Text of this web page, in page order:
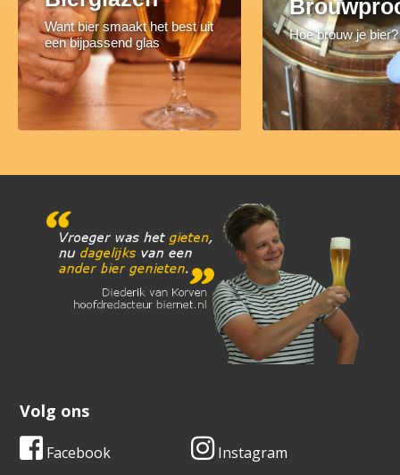
Want bier smaakt het best uit
een bijpassend glas
Hoe brouw je bier?
Volg ons
Facebook Instagram